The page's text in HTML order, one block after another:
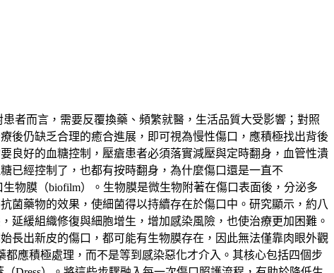
者而言，需要反覆換藥、頻繁就醫，生活品質大受影響；對照
後仍缺乏合理的癒合進展，即可視為慢性傷口，應積極找出背後
良好的血糖控制，壓瘡患者必須落實減壓與定時翻身，血管性潰
已經控制了，也都有按時翻身，為什麼傷口還是一直不
物膜（biofilm）。生物膜是微生物附著在傷口表面後，分泌多
菌藥物的效果，使細菌得以持續存在於傷口中。研究顯示，約八
延緩組織修復與細胞增生，增加感染風險，也使治療更加困難。
長出新皮的傷口，都可能有生物膜存在，因此無法僅靠肉眼外觀
應積極處理，而不是等到感染惡化才介入。其核心包括四個步